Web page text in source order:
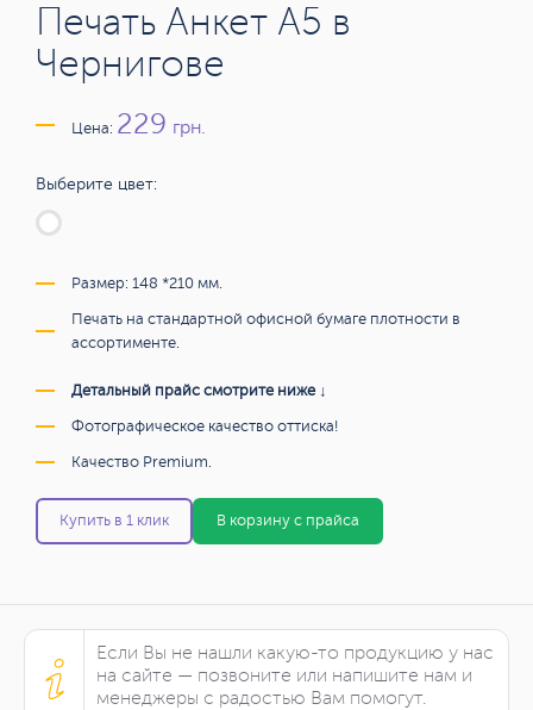
Печать Анкет А5 в
Чернигове
Цена: 229 грн.
Выберите цвет:
Размер: 148 *210 мм.
Печать на стандартной офисной бумаге плотности в
ассортименте.
Детальный прайс смотрите ниже ↓
Фотографическое качество оттиска!
Качество Premium.
Купить в 1 клик В корзину с прайса
Если Вы не нашли какую-то продукцию у нас
на сайте — позвоните или напишите нам и
менеджеры с радостью Вам помогут.